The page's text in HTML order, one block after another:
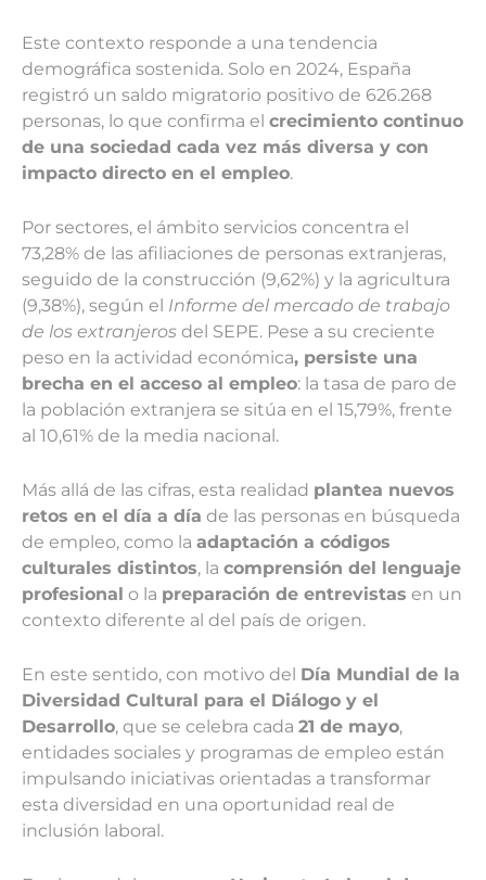
Este contexto responde a una tendencia
demográfica sostenida. Solo en 2024, España
registró un saldo migratorio positivo de 626.268
personas, lo que confirma el crecimiento continuo
de una sociedad cada vez más diversa y con
impacto directo en el empleo.
Por sectores, el ámbito servicios concentra el
73,28% de las afiliaciones de personas extranjeras,
seguido de la construcción (9,62%) y la agricultura
(9,38%), según el Informe del mercado de trabajo
de los extranjeros del SEPE. Pese a su creciente
peso en la actividad económica, persiste una
brecha en el acceso al empleo: la tasa de paro de
la población extranjera se sitúa en el 15,79%, frente
al 10,61% de la media nacional.
Más allá de las cifras, esta realidad plantea nuevos
retos en el día a día de las personas en búsqueda
de empleo, como la adaptación a códigos
culturales distintos, la comprensión del lenguaje
profesional o la preparación de entrevistas en un
contexto diferente al del país de origen.
En este sentido, con motivo del Día Mundial de la
Diversidad Cultural para el Diálogo y el
Desarrollo, que se celebra cada 21 de mayo,
entidades sociales y programas de empleo están
impulsando iniciativas orientadas a transformar
esta diversidad en una oportunidad real de
inclusión laboral.